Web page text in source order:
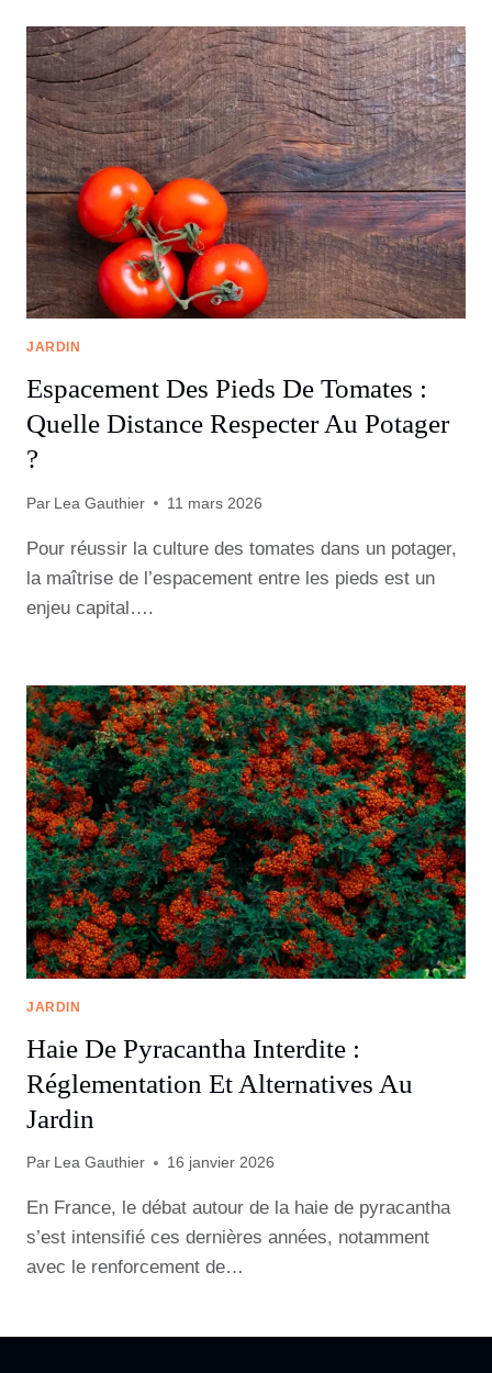
JARDIN
Espacement Des Pieds De Tomates :
Quelle Distance Respecter Au Potager
?
Par Lea Gauthier 11 mars 2026
Pour réussir la culture des tomates dans un potager,
la maîtrise de l’espacement entre les pieds est un
enjeu capital….
JARDIN
Haie De Pyracantha Interdite :
Réglementation Et Alternatives Au
Jardin
Par Lea Gauthier 16 janvier 2026
En France, le débat autour de la haie de pyracantha
s’est intensifié ces dernières années, notamment
avec le renforcement de…